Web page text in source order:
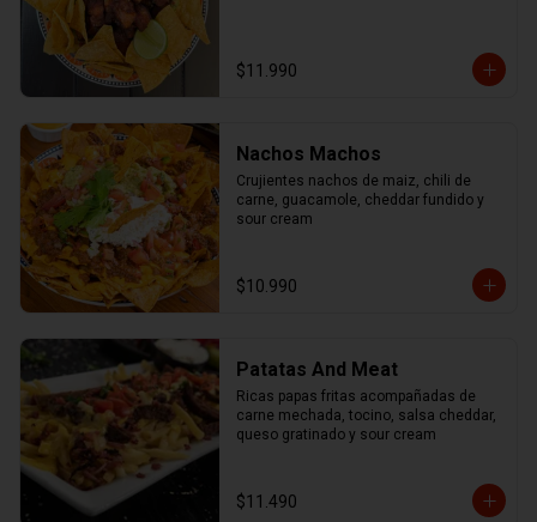
$11.990
Nachos Machos
Crujientes nachos de maiz, chili de
carne, guacamole, cheddar fundido y
sour cream
$10.990
Patatas And Meat
Ricas papas fritas acompañadas de
carne mechada, tocino, salsa cheddar,
queso gratinado y sour cream
$11.490